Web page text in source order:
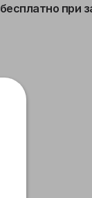
бесплатно при